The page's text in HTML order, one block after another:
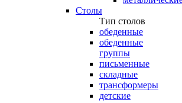
Столы
Тип столов
обеденные
обеденные
группы
письменные
складные
трансформеры
детские